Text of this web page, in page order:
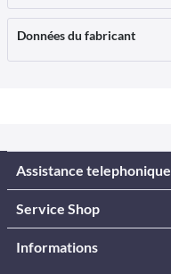
Données du fabricant
Assistance telephonique
Service Shop
Informations